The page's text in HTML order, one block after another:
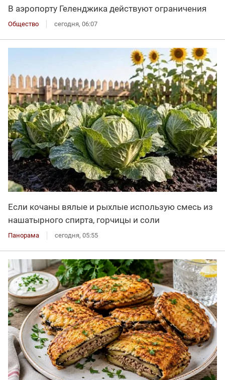
В аэропорту Геленджика действуют ограничения
Общество сегодня, 06:07
Если кочаны вялые и рыхлые использую смесь из
нашатырного спирта, горчицы и соли
Панорама сегодня, 05:55